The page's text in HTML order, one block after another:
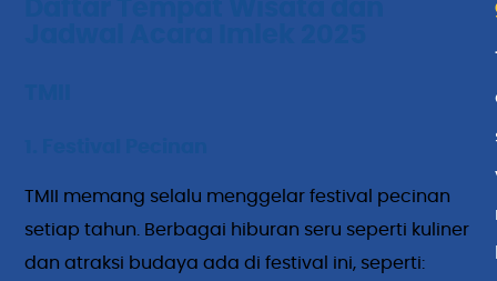
TMII memang selalu menggelar festival pecinan
setiap tahun. Berbagai hiburan seru seperti kuliner
dan atraksi budaya ada di festival ini, seperti: